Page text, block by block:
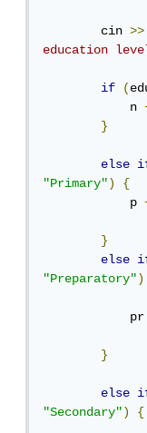
cin >>
education
if (
n
}
else
"Primary")
{
p
}
else
"Preparatory")
}
else
"Secondary") {